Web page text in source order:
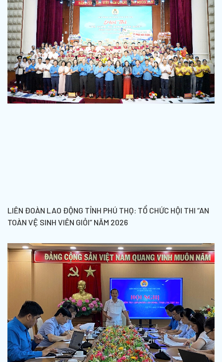
LIÊN ĐOÀN LAO ĐỘNG TỈNH PHÚ THỌ: TỔ CHỨC HỘI THI “AN
TOÀN VỆ SINH VIÊN GIỎI” NĂM 2026